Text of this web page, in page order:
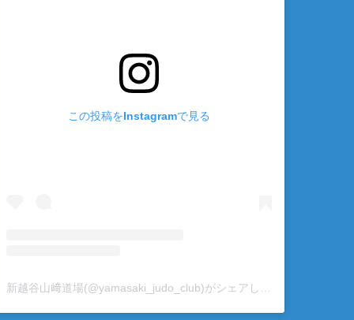
この投稿をInstagramで見る